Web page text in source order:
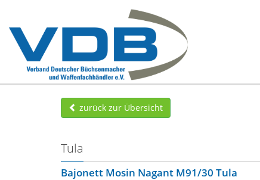
zurück zur Übersicht
Tula
Bajonett Mosin Nagant M91/30 Tula